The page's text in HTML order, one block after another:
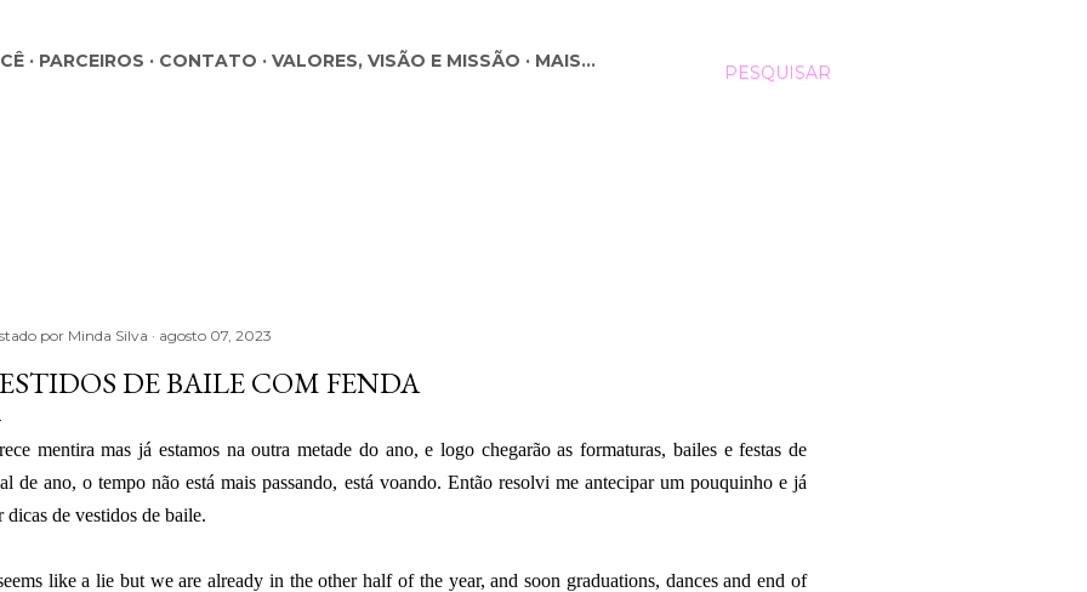
PESQUISAR
PARCEIROS CONTATO VALORES, VISÃO E MISSÃO MAIS…
por Minda Silva agosto 07, 2023
DE BAILE COM FENDA
mentira mas já estamos na outra metade do ano, e logo chegarão as formaturas, bailes e festas de
de ano, o tempo não está mais passando, está voando. Então resolvi me antecipar um pouquinho e já
dicas de vestidos de baile.
like a lie but we are already in the other half of the year, and soon graduations, dances and end of